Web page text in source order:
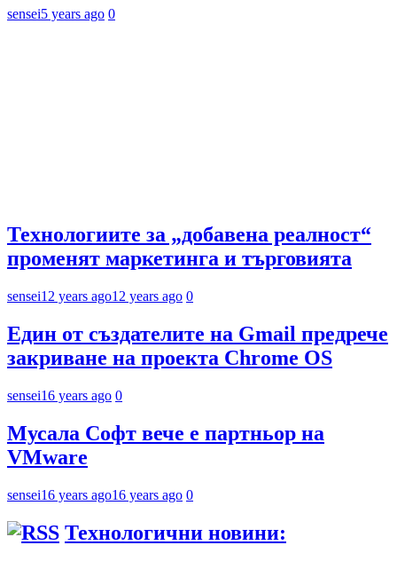
sensei5 years ago 0
Технологиите за „добавена реалност“
променят маркетинга и търговията
sensei12 years ago12 years ago 0
Един от създателите на Gmail предрече
закриване на проекта Chrome OS
sensei16 years ago 0
Мусала Софт вече е партньор на
VMware
sensei16 years ago16 years ago 0
Технологични новини: